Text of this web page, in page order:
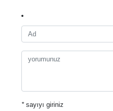
*sayıyı giriniz